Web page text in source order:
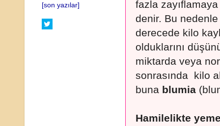
fazla
denir. Bu nedenle
derecede kilo
olduklarını
miktarda veya
sonrasında kilo
buna blumia
Hamilelikte
[son yazılar]